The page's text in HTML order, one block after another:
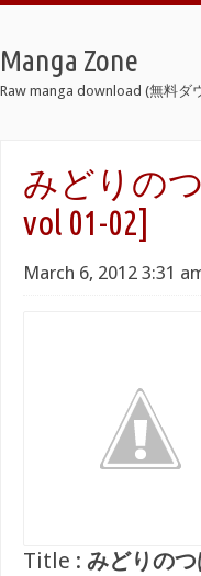
Manga Zone
Raw manga download (無料ダ
みどりのつ
vol 01-02]
March 6, 2012 3:31
Title : みどりの